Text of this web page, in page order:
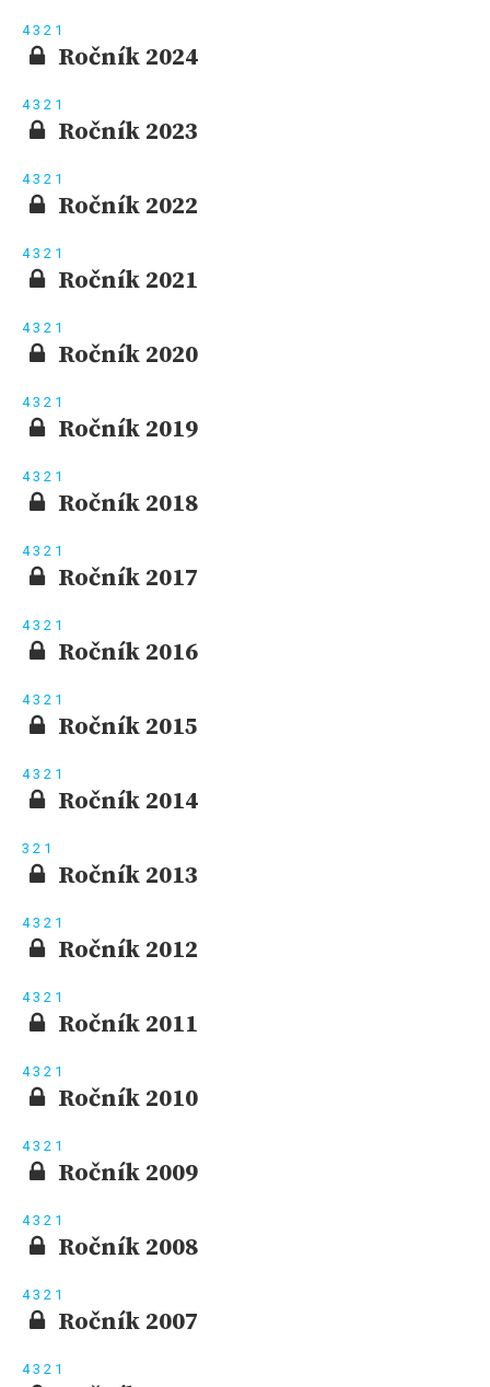
43 2 1
Ročník 2024
43 2 1
Ročník 2023
43 2 1
Ročník 2022
43 2 1
Ročník 2021
43 2 1
Ročník 2020
43 2 1
Ročník 2019
43 2 1
Ročník 2018
43 2 1
Ročník 2017
43 2 1
Ročník 2016
43 2 1
Ročník 2015
43 2 1
Ročník 2014
3 2 1
Ročník 2013
43 2 1
Ročník 2012
43 2 1
Ročník 2011
43 2 1
Ročník 2010
43 2 1
Ročník 2009
43 2 1
Ročník 2008
43 2 1
Ročník 2007
43 2 1